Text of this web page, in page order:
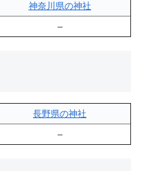
神奈川県の神社
–
長野県の神社
–